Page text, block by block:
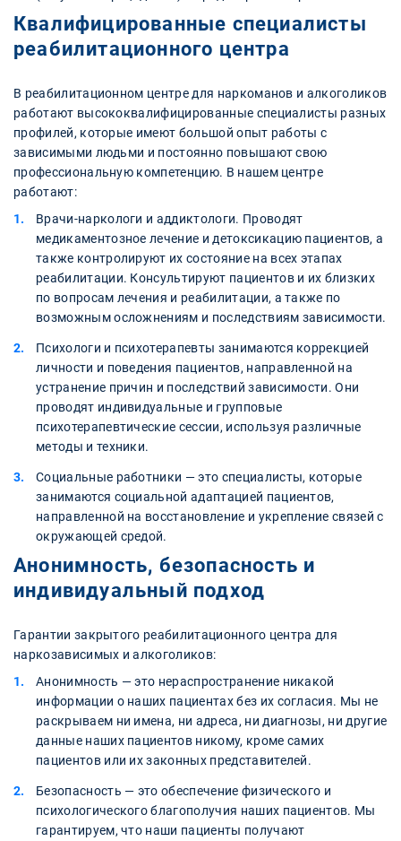
Квалифицированные специалисты
реабилитационного центра
В реабилитационном центре для наркоманов и алкоголиков
работают высококвалифицированные специалисты разных
профилей, которые имеют большой опыт работы с
зависимыми людьми и постоянно повышают свою
профессиональную компетенцию. В нашем центре
работают:
Врачи-наркологи и аддиктологи. Проводят
медикаментозное лечение и детоксикацию пациентов, а
также контролируют их состояние на всех этапах
реабилитации. Консультируют пациентов и их близких
по вопросам лечения и реабилитации, а также по
возможным осложнениям и последствиям зависимости.
Психологи и психотерапевты занимаются коррекцией
личности и поведения пациентов, направленной на
устранение причин и последствий зависимости. Они
проводят индивидуальные и групповые
психотерапевтические сессии, используя различные
методы и техники.
Социальные работники — это специалисты, которые
занимаются социальной адаптацией пациентов,
направленной на восстановление и укрепление связей с
окружающей средой.
Анонимность, безопасность и
индивидуальный подход
Гарантии закрытого реабилитационного центра для
наркозависимых и алкоголиков:
Анонимность — это нераспространение никакой
информации о наших пациентах без их согласия. Мы не
раскрываем ни имена, ни адреса, ни диагнозы, ни другие
данные наших пациентов никому, кроме самих
пациентов или их законных представителей.
Безопасность — это обеспечение физического и
психологического благополучия наших пациентов. Мы
гарантируем, что наши пациенты получают